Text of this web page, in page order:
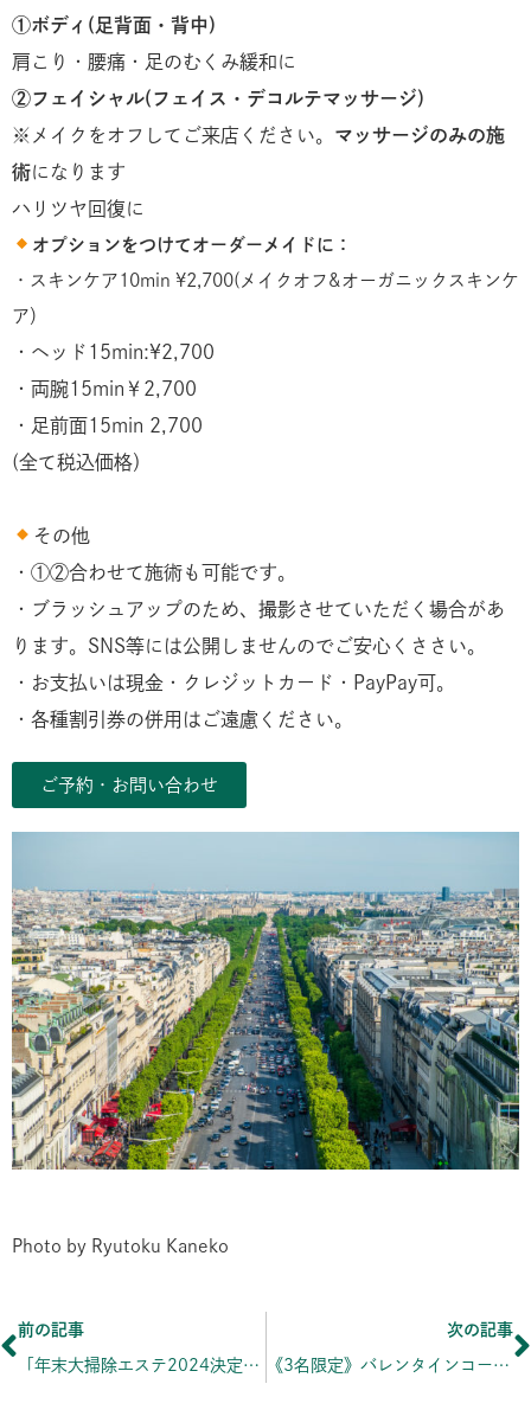
①ボディ(足背面・背中)
肩こり・腰痛・足のむくみ緩和に
②フェイシャル(フェイス・デコルテマッサージ)
※メイクをオフしてご来店ください。 マッサージのみの施
術になります
ハリツヤ回復に
オプションをつけてオーダーメイドに：
・スキンケア10min ¥2,700(メイクオフ&オーガニックスキンケ
ア）
・ヘッド15min:¥2,700
・両腕15min￥2,700
・足前面15min 2,700
(全て税込価格）
その他
・①②合わせて施術も可能です。
・ブラッシュアップのため、撮影させていただく場合があ
ります。SNS等には公開しませんのでご安心くささい。
・お支払いは現金・クレジットカード・PayPay可。
・各種割引券の併用はご遠慮ください。
ご予約・お問い合わせ
Photo by Ryutoku Kaneko
Prev
前の記事
「年末大掃除エステ2024決定版！」のお知らせ
次の記事
《3名限定》バレンタインコース〜とろとろバターとホットストーン